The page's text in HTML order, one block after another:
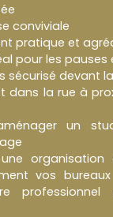
conviviale
pratique et
pour les pauses
sécurisé devant
dans la rue à
un
organisation
vos
professionnel